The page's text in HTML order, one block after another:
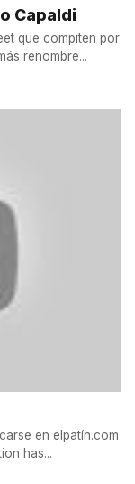
Capaldi
que compiten por
renombre...
en elpatín.com
Compilation has...